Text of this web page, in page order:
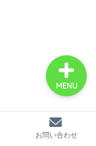
お問い合わせ
MENU